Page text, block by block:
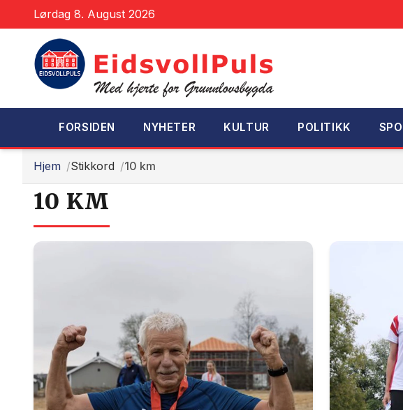
Lørdag 8. August 2026
FORSIDEN NYHETER KULTUR POLITIKK
Hjem Stikkord 10 km
10 KM